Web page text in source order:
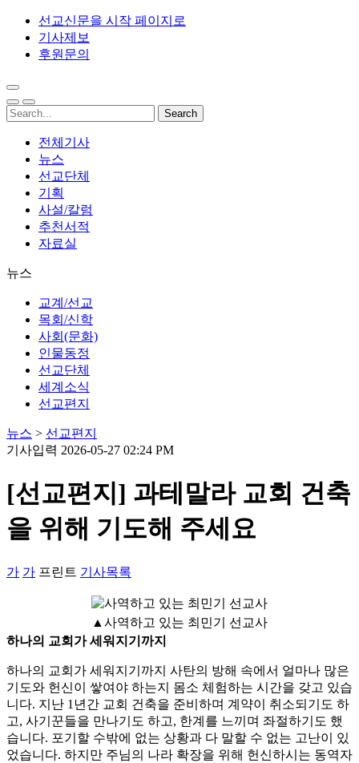
선교신문을 시작 페이지로
기사제보
후원문의
전체기사
뉴스
선교단체
기획
사설/칼럼
추천서적
자료실
뉴스
교계/선교
목회/신학
사회(문화)
인물동정
선교단체
세계소식
선교편지
뉴스 > 선교편지
기사입력 2026-05-27 02:24 PM
[선교편지] 과테말라 교회 건축
을 위해 기도해 주세요
가 가 프린트 기사목록
▲사역하고 있는 최민기 선교사
하나의 교회가 세워지기까지
하나의 교회가 세워지기까지 사탄의 방해 속에서 얼마나 많은
기도와 헌신이 쌓여야 하는지 몸소 체험하는 시간을 갖고 있습
니다. 지난 1년간 교회 건축을 준비하며 계약이 취소되기도 하
고, 사기꾼들을 만나기도 하고, 한계를 느끼며 좌절하기도 했
습니다. 포기할 수밖에 없는 상황과 다 말할 수 없는 고난이 있
었습니다. 하지만 주님의 나라 확장을 위해 헌신하시는 동역자